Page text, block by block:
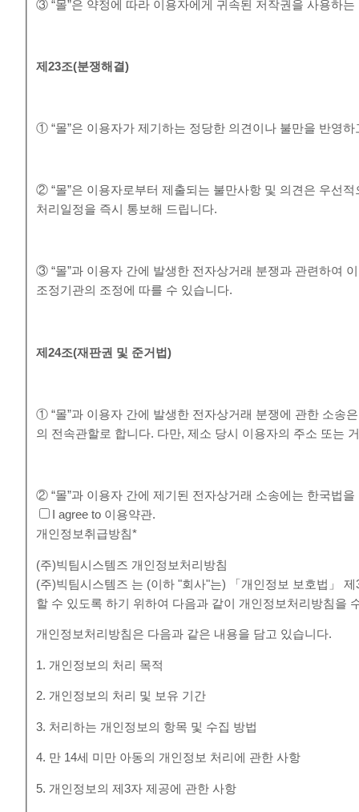
③ “몰”은 약정에 따라 이용자에게 귀속된 저작권을 사용하
제23조(분쟁해결)
① “몰”은 이용자가 제기하는 정당한 의견이나 불만을 반영
② “몰”은 이용자로부터 제출되는 불만사항 및 의견은 우선
처리일정을 즉시 통보해 드립니다.
③ “몰”과 이용자 간에 발생한 전자상거래 분쟁과 관련하여
조정기관의 조정에 따를 수 있습니다.
제24조(재판권 및 준거법)
① “몰”과 이용자 간에 발생한 전자상거래 분쟁에 관한 소송
의 전속관할로 합니다. 다만, 제소 당시 이용자의 주소 또는
② “몰”과 이용자 간에 제기된 전자상거래 소송에는 한국법을
I agree to 이용약관.
개인정보취급방침*
(주)빅팀시스템즈 개인정보처리방침
(주)빅팀시스템즈 는 (이하 "회사"는) 「개인정보 보호법」
할 수 있도록 하기 위하여 다음과 같이 개인정보처리방침을
개인정보처리방침은 다음과 같은 내용을 담고 있습니다.
1. 개인정보의 처리 목적
2. 개인정보의 처리 및 보유 기간
3. 처리하는 개인정보의 항목 및 수집 방법
4. 만 14세 미만 아동의 개인정보 처리에 관한 사항
5. 개인정보의 제3자 제공에 관한 사항